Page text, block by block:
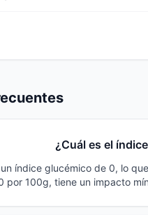
¿Cuál es el
índice glucémico de 0, lo
por 100g, tiene un impacto